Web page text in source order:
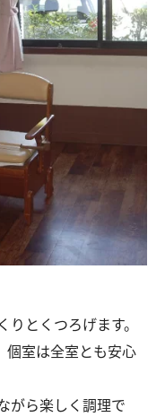
とくつろげます。
個室は全室とも安心
がら楽しく調理で